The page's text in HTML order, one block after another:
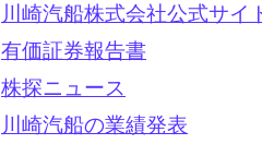
川崎汽船株式会社公式サイ
有価証券報告書
株探ニュース
川崎汽船の業績発表